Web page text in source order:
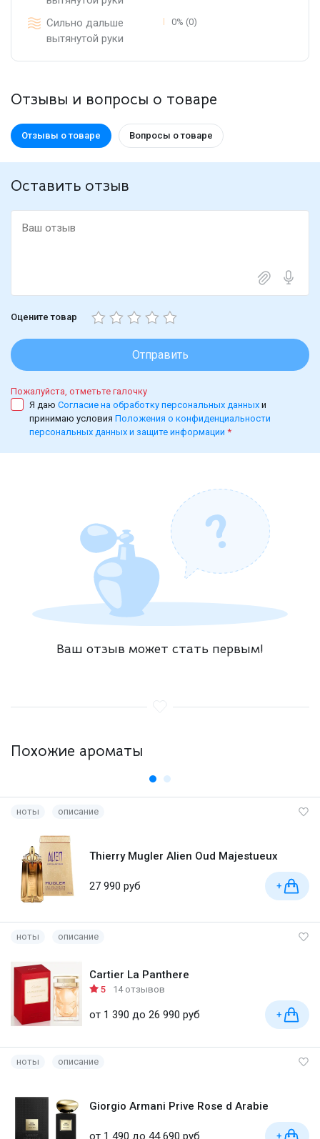
Сильно дальше
вытянутой руки
0% (0)
Отзывы и вопросы о товаре
Отзывы о товаре Вопросы о товаре
Оставить отзыв
Оцените товар
Отправить
Пожалуйста, отметьте галочку
Я даю Согласие на обработку персональных данных и
принимаю условия Положения о конфиденциальности
персональных данных и защите информации *
Ваш отзыв может стать первым!
Похожие ароматы
ноты описание
Thierry Mugler Alien Oud Majestueux
27 990 руб +
ноты описание
Cartier La Panthere
5 14 отзывов
от 1 390 до 26 990 руб +
ноты описание
Giorgio Armani Prive Rose d Arabie
от 1 490 до 44 690 руб +